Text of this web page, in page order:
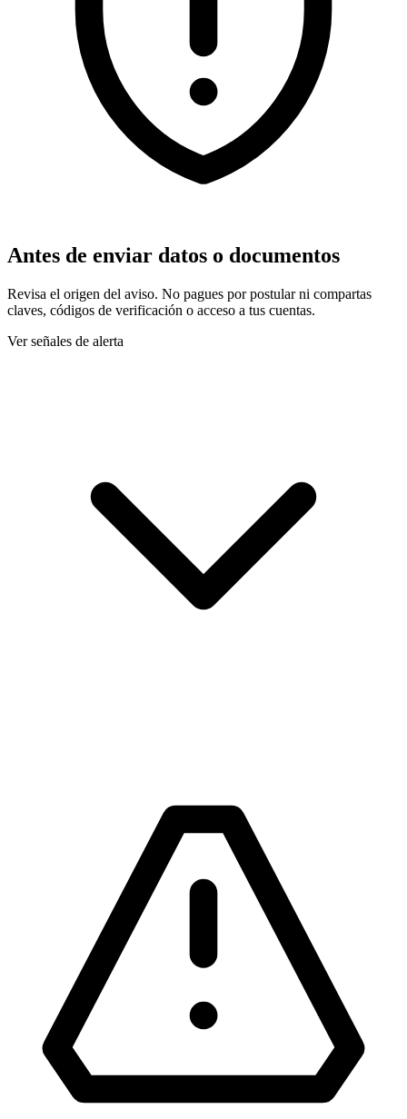
Antes de enviar datos o documentos
Revisa el origen del aviso. No pagues por postular ni compartas
claves, códigos de verificación o acceso a tus cuentas.
Ver señales de alerta